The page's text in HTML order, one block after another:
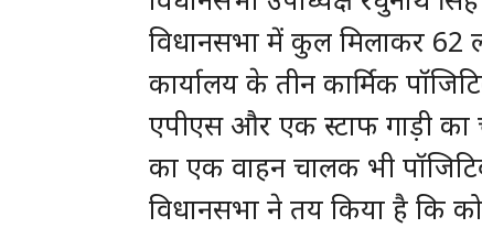
विधानसभा में कुल मिलाकर 62
कार्यालय के तीन कार्मिक
एपीएस और एक स्टाफ गाड़ी का
का एक वाहन चालक भी
विधानसभा ने तय किया है कि